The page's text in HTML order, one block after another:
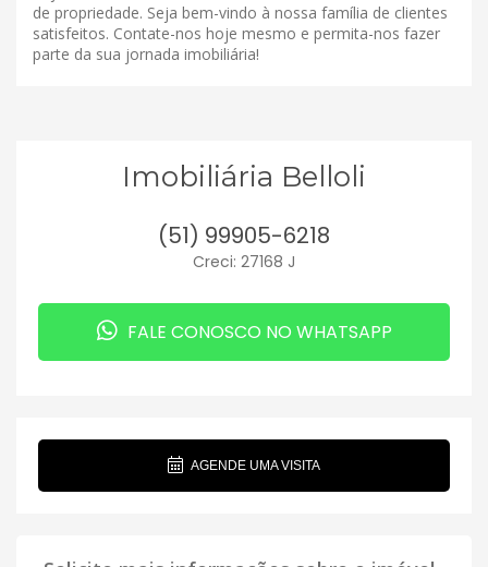
de propriedade. Seja bem-vindo à nossa família de clientes
satisfeitos. Contate-nos hoje mesmo e permita-nos fazer
parte da sua jornada imobiliária!
Imobiliária Belloli
(51) 99905-6218
Creci: 27168 J
FALE CONOSCO NO WHATSAPP
AGENDE UMA VISITA